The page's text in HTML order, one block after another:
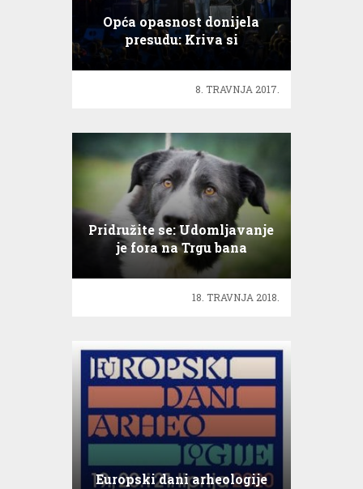
Opća opasnost donijela
presudu: Kriva si
8. TRAVNJA 2017.
Pridružite se: Udomljavanje
je fora na Trgu bana
Jelačića
18. TRAVNJA 2018.
Europski dani arheologije